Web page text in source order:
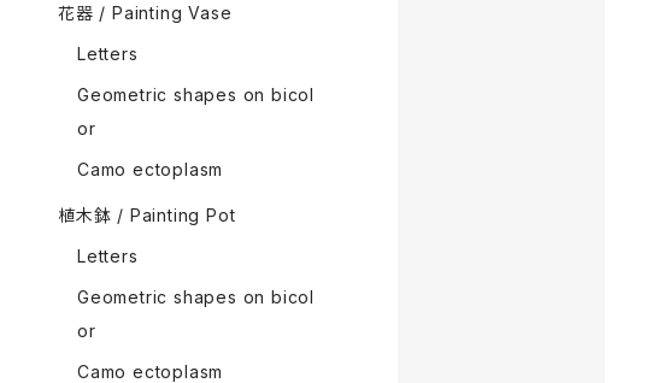
花器 / Painting Vase
Letters
Geometric shapes on bicol
or
Camo ectoplasm
植木鉢 / Painting Pot
Letters
Geometric shapes on bicol
or
Camo ectoplasm